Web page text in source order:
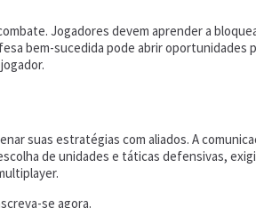
Jogadores devem aprender a
bem-sucedida pode abrir oportunidades
suas estratégias com aliados. A
de unidades e táticas defensivas,
se agora.